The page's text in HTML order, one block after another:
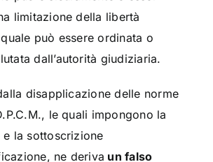
limitazione della libertà
può essere ordinata o
dall’autorità giudiziaria.
disapplicazione delle norme
le quali impongono la
la sottoscrizione
ne deriva un falso